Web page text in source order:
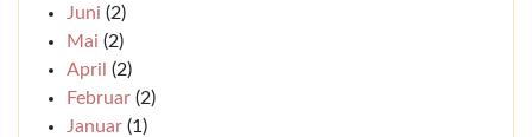
Juni (2)
Mai (2)
April (2)
Februar (2)
Januar (1)